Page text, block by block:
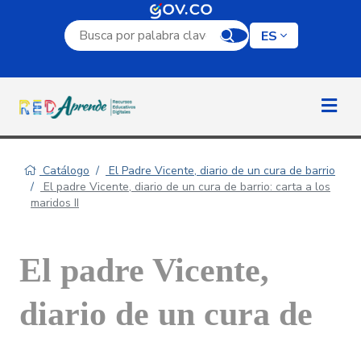
Campo de búsqueda por palabra clave
ES
Catálogo
El Padre Vicente, diario de un cura de barrio
El padre Vicente, diario de un cura de barrio: carta a los
maridos II
El padre Vicente,
diario de un cura de